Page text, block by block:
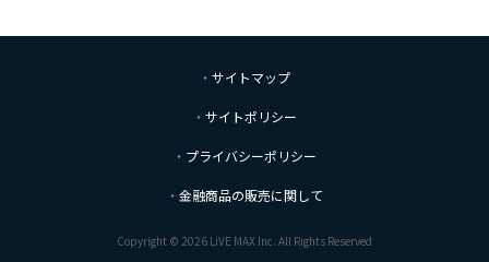
サイトマップ
サイトポリシー
プライバシーポリシー
金融商品の販売に関して
Copyright © 2026 LiVE MAX Inc. All Rights Reserved